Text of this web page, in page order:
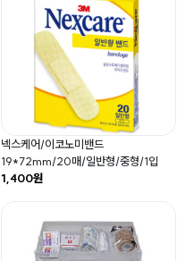
넥스케어/이코노미밴드
19*72mm/20매/일반형/중형/1입
1,400원